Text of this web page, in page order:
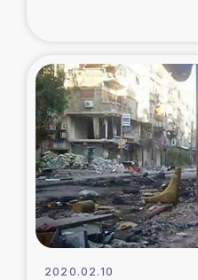
2020.02.10